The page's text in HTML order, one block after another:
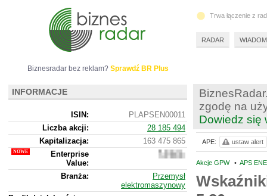
zgodę na
Dowiedz się
Akcje GPW • APS
APE: ustaw alert
Biznesradar bez reklam? Sprawdź BR Plus
INFORMACJE
ISIN:
PLAPSEN00011
Liczba akcji:
28 185 494
Kapitalizacja:
163 475 865
Enterprise
Value:
184
865
Branża:
Przemysł
elektromaszynowy
Trwa łączenie z
RADAR